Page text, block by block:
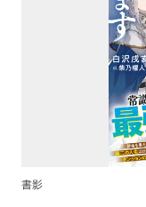
書影